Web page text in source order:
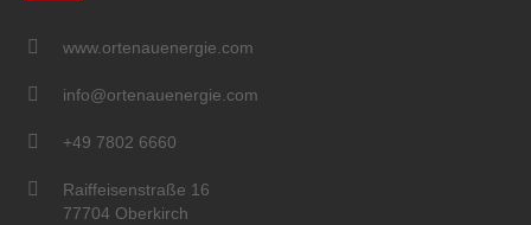
www.ortenauenergie.com
info@ortenauenergie.com
+49 7802 6660
Raiffeisenstraße 16
77704 Oberkirch